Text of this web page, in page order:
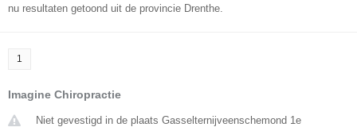
nu resultaten getoond uit de provincie Drenthe.
1
Imagine Chiropractie
Niet gevestigd in de plaats Gasselternijveenschemond 1e